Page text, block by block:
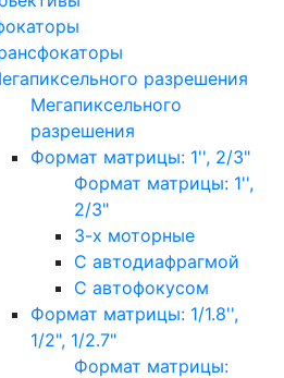
разрешения
Мегапиксельного
разрешения
Формат матрицы: 1'', 2/3"
Формат матрицы: 1'',
2/3"
3-х моторные
С автодиафрагмой
С автофокусом
Формат матрицы: 1/1.8'',
1/2", 1/2.7"
Формат матрицы: